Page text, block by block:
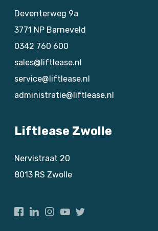
Deventerweg 9a
3771 NP Barneveld
0342 760 600
sales@liftlease.nl
service@liftlease.nl
administratie@liftlease.nl
Liftlease Zwolle
Nervistraat 20
8013 RS Zwolle